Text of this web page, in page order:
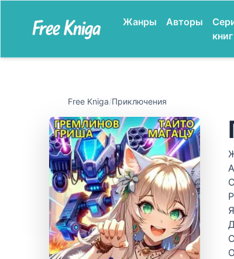
Жанры Авторы
книг
Free Kniga/Приключения